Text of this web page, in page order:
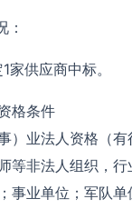
：
家供应商中标。
格条件
）业法人资格（
等非法人组织，行
事业单位；军队